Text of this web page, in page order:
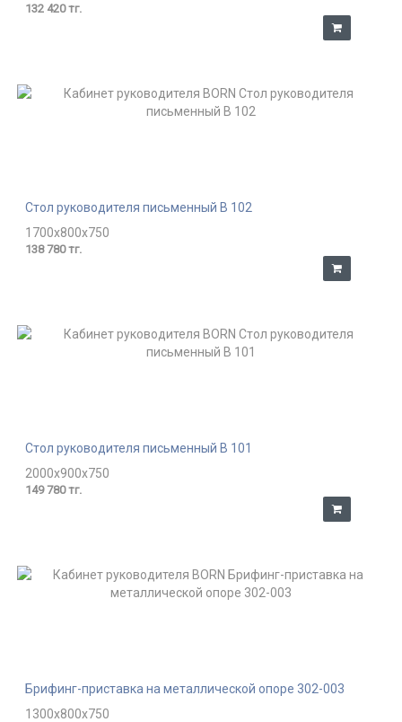
132 420 тг.
Стол руководителя письменный В 102
1700x800x750
138 780 тг.
Стол руководителя письменный В 101
2000x900x750
149 780 тг.
Брифинг-приставка на металлической опоре 302-003
1300x800x750